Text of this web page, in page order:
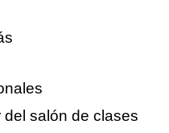
salón de clases